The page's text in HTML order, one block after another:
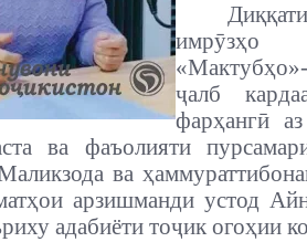
имрӯзҳо
ҷалб
фарҳангӣ
ва фаъолияти
ва
арзишманди устод
адабиёти тоҷик огоҳии